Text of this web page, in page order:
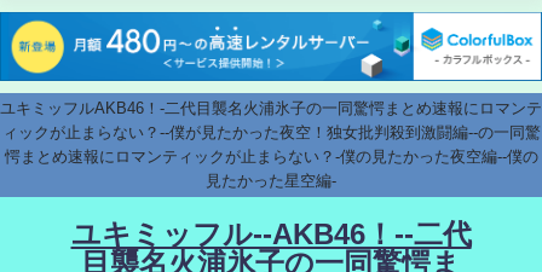
ユキミッフルAKB46！-二代目襲名火浦氷子の一同驚愕まとめ速報にロマンテ
ィックが止まらない？--僕が見たかった夜空！独女批判殺到激闘編--の一同驚
愕まとめ速報にロマンティックが止まらない？-僕の見たかった夜空編--僕の
見たかった星空編-
ユキミッフル--AKB46！--二代
目襲名火浦氷子の一同驚愕ま